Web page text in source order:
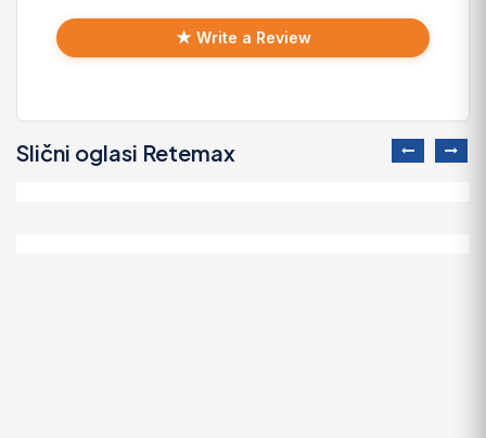
★ Write a Review
Slični oglasi Retemax